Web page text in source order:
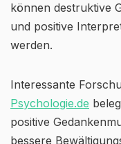
können destruktive
und positive
werden.
Interessante
Psychologie.de
positive
bessere